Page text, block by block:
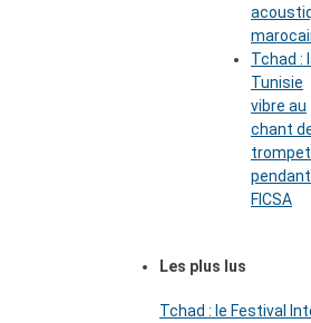
Tchad :
Tunisie
vibre au
chant
FICSA
Les plus lus
Tchad : le Festival